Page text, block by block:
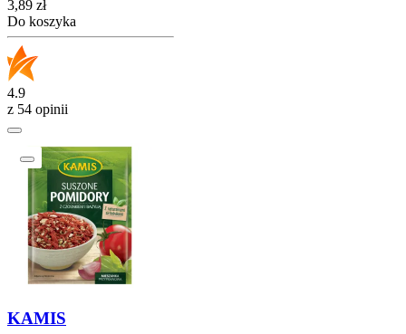
Cena
3,89 zł
Do koszyka
4.9
z 54 opinii
KAMIS